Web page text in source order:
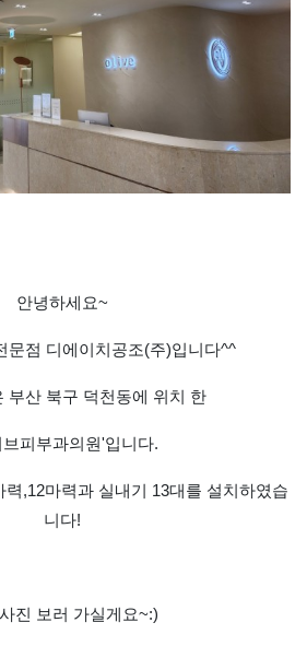
안녕하세요~
문점 디에이치공조(주)입니다^^
부산 북구 덕천동에 위치 한
피부과의원'입니다.
,12마력과 실내기 13대를 설치하였습
니다!
진 보러 가실게요~:)